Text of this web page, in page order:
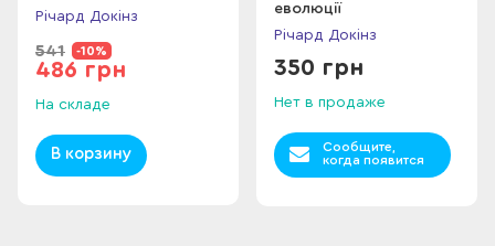
Річард Докінз
541 -10%
486 грн
На складе
В корзину
еволюції
Річард Докінз
350 грн
Нет в продаже
Сообщите,
когда появится